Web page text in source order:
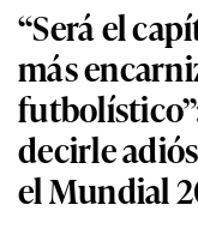
“Será el
más
decirle
el Mundial